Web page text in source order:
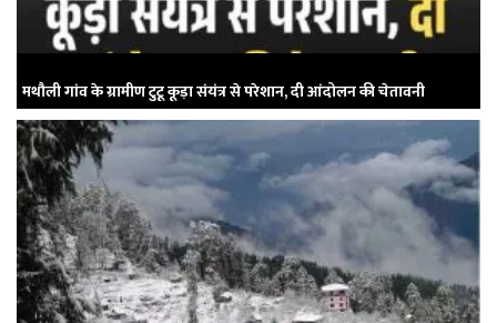
मथौली गांव के ग्रामीण टुटू कूड़ा संयंत्र से परेशान, दी आंदोलन की चेतावनी